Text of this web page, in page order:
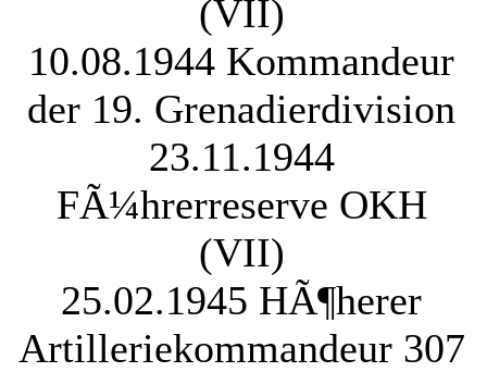
(VII)
10.08.1944 Kommandeur
der 19. Grenadierdivision
23.11.1944
FÃ¼hrerreserve OKH
(VII)
25.02.1945 HÃ¶herer
Artilleriekommandeur 307